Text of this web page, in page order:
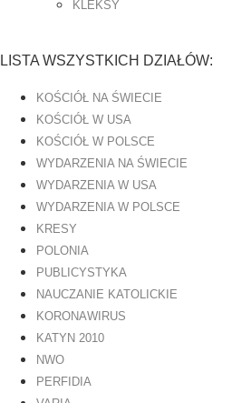
KLEKSY
LISTA WSZYSTKICH DZIAŁÓW:
KOŚCIÓŁ NA ŚWIECIE
KOŚCIÓŁ W USA
KOŚCIÓŁ W POLSCE
WYDARZENIA NA ŚWIECIE
WYDARZENIA W USA
WYDARZENIA W POLSCE
KRESY
POLONIA
PUBLICYSTYKA
NAUCZANIE KATOLICKIE
KORONAWIRUS
KATYN 2010
NWO
PERFIDIA